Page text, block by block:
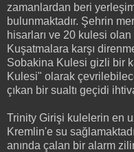
zamanlardan beri
bulunmaktadır. Şehrin
hisarları ve 20 kulesi olan
Kuşatmalara karşı
Sobakina Kulesi gizli bir
Kulesi" olarak
çıkan bir sualtı geçidi
Trinity Girişi kulelerin en
Kremlin'e su
anında çalan bir alarm